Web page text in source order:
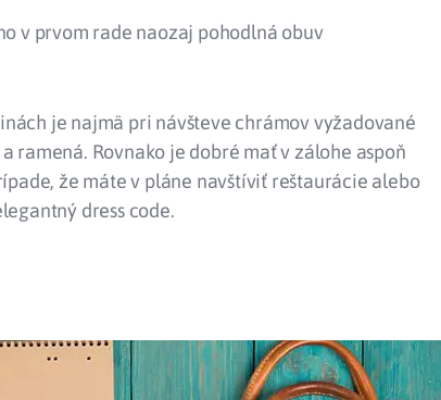
v prvom rade naozaj pohodlná obuv
je najmä pri návšteve chrámov vyžadované
ramená. Rovnako je dobré mať v zálohe aspoň
že máte v pláne navštíviť reštaurácie alebo
dress code.